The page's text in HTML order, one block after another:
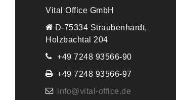
Vital Office GmbH
D-75334 Straubenhardt,
Holzbachtal 204
+49 7248 93566-90
+49 7248 93566-97
info@vital-office.de